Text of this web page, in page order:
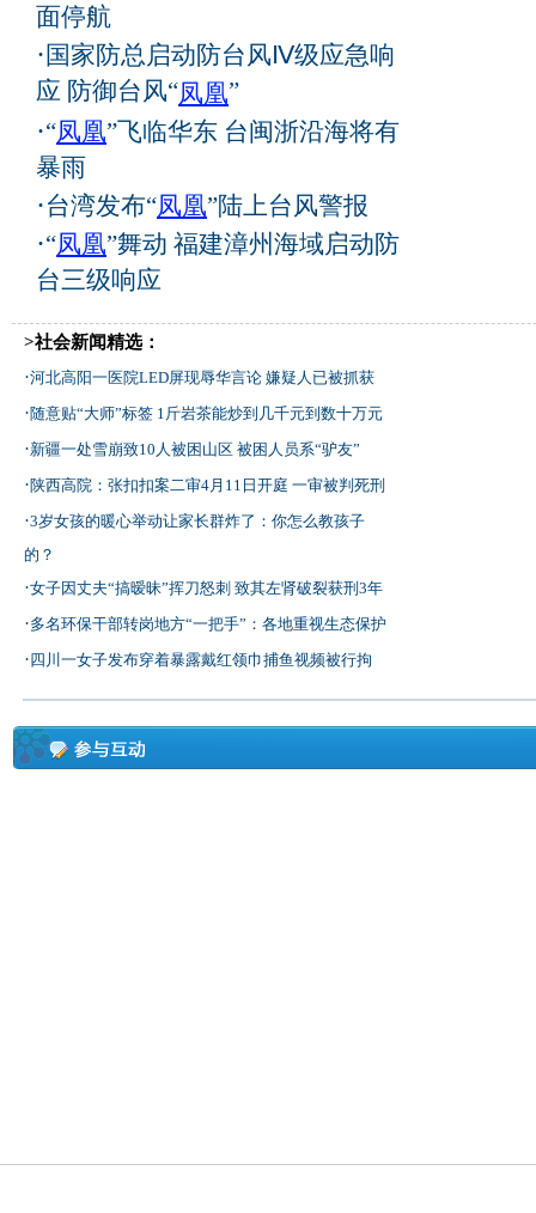
面停航
· 国家防总启动防台风Ⅳ级应急响
应 防御台风“凤凰”
·“凤凰”飞临华东 台闽浙沿海将有
暴雨
·台湾发布“凤凰”陆上台风警报
·“凤凰”舞动 福建漳州海域启动防
台三级响应
>社会新闻精选：
·河北高阳一医院LED屏现辱华言论 嫌疑人已被抓获
·随意贴“大师”标签 1斤岩茶能炒到几千元到数十万元
·新疆一处雪崩致10人被困山区 被困人员系“驴友”
·陕西高院：张扣扣案二审4月11日开庭 一审被判死刑
·3岁女孩的暖心举动让家长群炸了：你怎么教孩子
的？
·女子因丈夫“搞暧昧”挥刀怒刺 致其左肾破裂获刑3年
·多名环保干部转岗地方“一把手”：各地重视生态保护
·四川一女子发布穿着暴露戴红领巾捕鱼视频被行拘